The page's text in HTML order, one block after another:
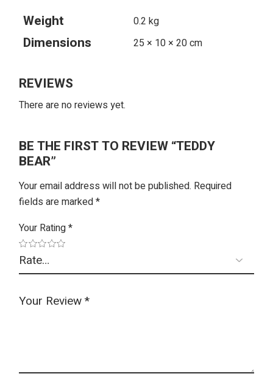
Weight 0.2 kg
Dimensions 25 × 10 × 20 cm
REVIEWS
There are no reviews yet.
BE THE FIRST TO REVIEW “TEDDY
BEAR”
Your email address will not be published. Required
fields are marked*
Your Rating*